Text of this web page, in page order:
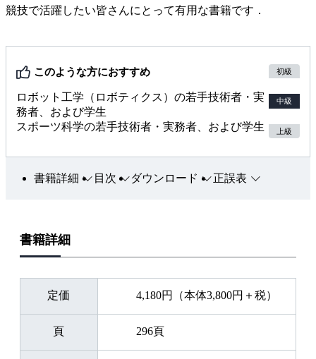
競技で活躍したい皆さんにとって有用な書籍です．
このような方におすすめ
ロボット工学（ロボティクス）の若手技術者・実
務者、および学生
スポーツ科学の若手技術者・実務者、および学生
初級
中級
上級
書籍詳細 目次 ダウンロード 正誤表
書籍詳細
定価 4,180円（本体3,800円＋税）
頁 296頁